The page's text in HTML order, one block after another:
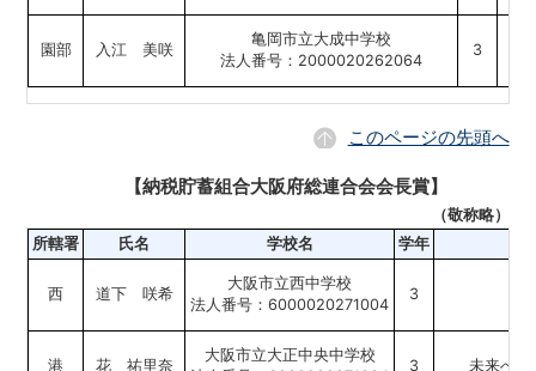
園部 入江 美咲
亀岡市立大成中学校
法人番号：2000020262064
3
このページの先頭へ
【納税貯蓄組合大阪府総連合会会長賞】
（敬称略）
所轄署
氏名 学校名 学年
西 道下 咲希
大阪市立西中学校
法人番号：6000020271004
3
港 花 祐里奈
大阪市立大正中央中学校
3 未来へつ